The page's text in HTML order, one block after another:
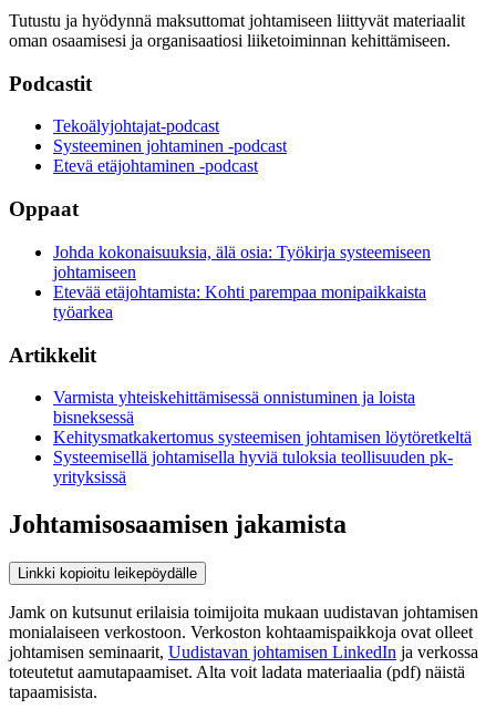
Tutustu ja hyödynnä maksuttomat johtamiseen liittyvät materiaalit
oman osaamisesi ja organisaatiosi liiketoiminnan kehittämiseen.
Podcastit
Tekoälyjohtajat-podcast
Systeeminen johtaminen -podcast
Etevä etäjohtaminen -podcast
Oppaat
Johda kokonaisuuksia, älä osia: Työkirja systeemiseen
johtamiseen
Etevää etäjohtamista: Kohti parempaa monipaikkaista
työarkea
Artikkelit
Varmista yhteiskehittämisessä onnistuminen ja loista
bisneksessä
Kehitysmatkakertomus systeemisen johtamisen löytöretkeltä
Systeemisellä johtamisella hyviä tuloksia teollisuuden pk-
yrityksissä
Johtamisosaamisen jakamista
Linkki kopioitu leikepöydälle
Jamk on kutsunut erilaisia toimijoita mukaan uudistavan johtamisen
monialaiseen verkostoon. Verkoston kohtaamispaikkoja ovat olleet
johtamisen seminaarit, Uudistavan johtamisen LinkedIn ja verkossa
toteutetut aamutapaamiset. Alta voit ladata materiaalia (pdf) näistä
tapaamisista.